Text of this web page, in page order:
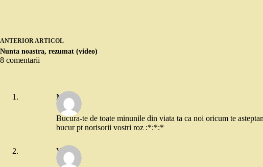
ANTERIOR ARTICOL
Nunta noastra, rezumat (video)
8 comentarii
Merat
Bucura-te de toate minunile din viata ta ca noi oricum te
bucur pt norisorii vostri roz :*:*:*
Victor